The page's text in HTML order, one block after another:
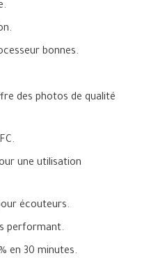
bonnes.
des photos de qualité
une utilisation
écouteurs.
performant.
en 30 minutes.